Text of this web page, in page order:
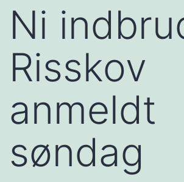
Ni
Risskov
anmeldt
søndag